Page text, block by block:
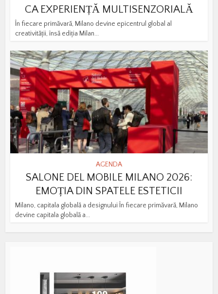
CA EXPERIENȚĂ MULTISENZORIALĂ
În fiecare primăvară, Milano devine epicentrul global al
creativității, însă ediția Milan...
AGENDA
SALONE DEL MOBILE MILANO 2026:
EMOȚIA DIN SPATELE ESTETICII
Milano, capitala globală a designului În fiecare primăvară, Milano
devine capitala globală a...